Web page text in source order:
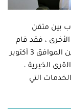
بين متقن
، فقد قام
قسم متقن لتطوير القطاع الثالث في يوم الاثنين الموافق 3 أكتوبر
الخيرية ،
التي